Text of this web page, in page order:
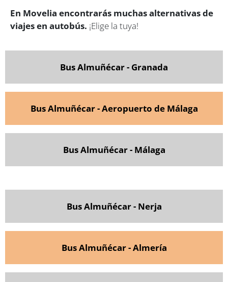
En Movelia encontrarás muchas alternativas de
viajes en autobús. ¡Elige la tuya!
Bus Almuñécar - Granada
Bus Almuñécar - Aeropuerto de Málaga
Bus Almuñécar - Málaga
Bus Almuñécar - Nerja
Bus Almuñécar - Almería